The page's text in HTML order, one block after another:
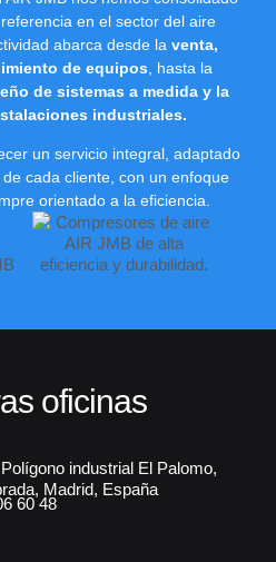
en el sector del aire
abarca desde la venta,
de equipos, hasta la
de sistemas a medida y la
industriales.
un servicio integral, adaptado
cada cliente, con un enfoque
orientado a la eficiencia.
oficinas
industrial El Palomo,
Madrid, España
60 48